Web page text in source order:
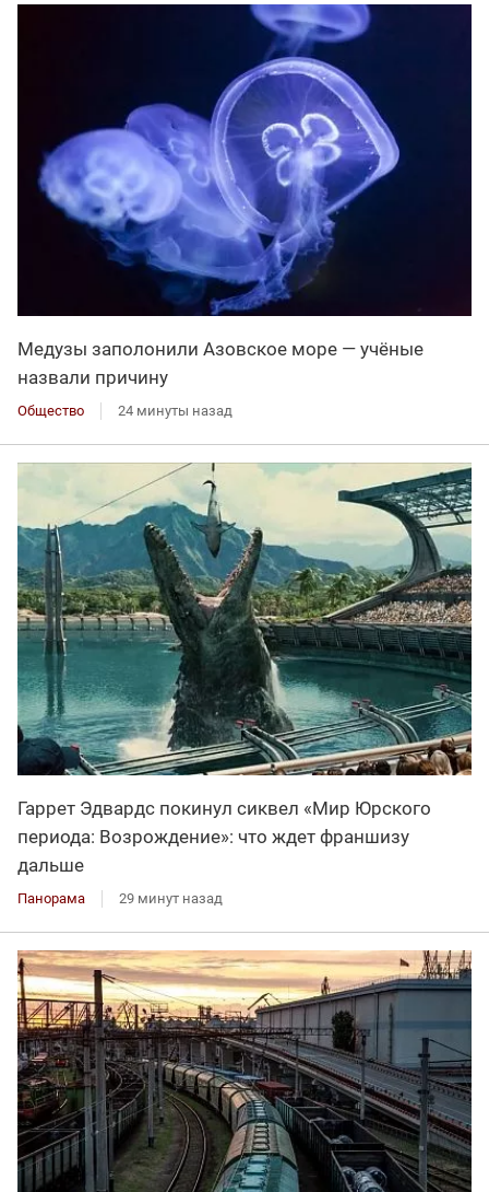
Медузы заполонили Азовское море — учёные
назвали причину
Общество 24 минуты назад
Гаррет Эдвардс покинул сиквел «Мир Юрского
периода: Возрождение»: что ждет франшизу
дальше
Панорама 29 минут назад